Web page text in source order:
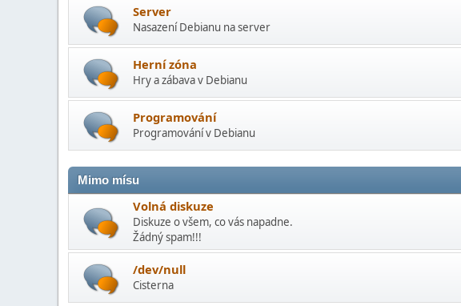
Server
Nasazení Debianu na server
Herní­ zóna
Hry a zábava v Debianu
Programování
Programování v Debianu
Mimo mí­su
Volná diskuze
Diskuze o všem, co vás napadne.
Žádný spam!!!
/dev/null
Cisterna